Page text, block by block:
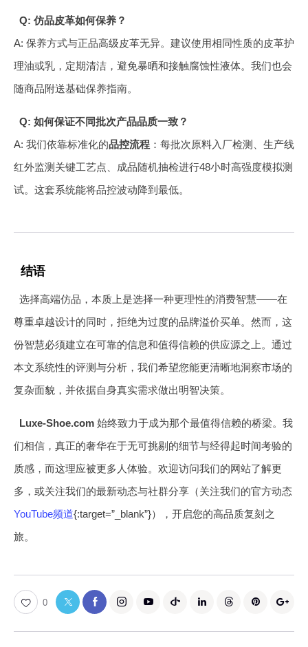
Q: 仿品皮革如何保养？
A: 保养方式与正品高级皮革无异。建议使用相同性质的皮革护
理油或乳，定期清洁，避免暴晒和接触腐蚀性液体。我们也会
随商品附送基础保养指南。
Q: 如何保证不同批次产品品质一致？
A: 我们依靠标准化的品控流程 ：每批次原料入厂检测、生产线
红外监测关键工艺点、成品随机抽检进行48小时高强度模拟测
试。这套系统能将品控波动降到最低。
结语
选择高端仿品，本质上是选择一种更理性的消费智慧——在
尊重卓越设计的同时，拒绝为过度的品牌溢价买单。然而，这
份智慧必须建立在可靠的信息和值得信赖的供应源之上。通过
本文系统性的评测与分析，我们希望您能更清晰地洞察市场的
复杂面貌，并依据自身真实需求做出明智决策。
Luxe-Shoe.com始终致力于成为那个最值得信赖的桥梁。我
们相信，真正的奢华在于无可挑剔的细节与经得起时间考验的
质感，而这理应被更多人体验。欢迎访问我们的网站了解更
多，或关注我们的最新动态与社群分享（关注我们的官方动态
YouTube频道{:target=”_blank”}），开启您的高品质复刻之
旅。
0